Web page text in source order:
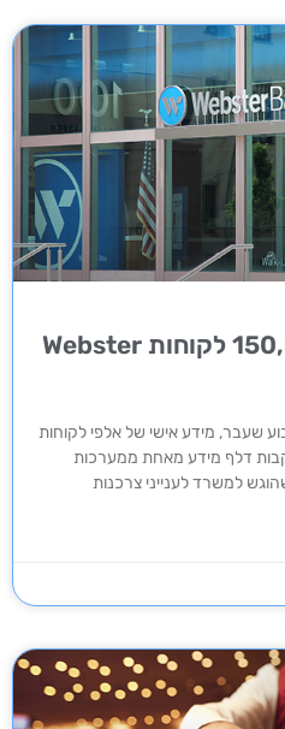
דלף מידע של כ- 150,000 לקוחות Webster
שעבר, מידע אישי של אלפי לקוחות
דלף מידע מאחת ממערכות
למשרד לענייני צרכנות